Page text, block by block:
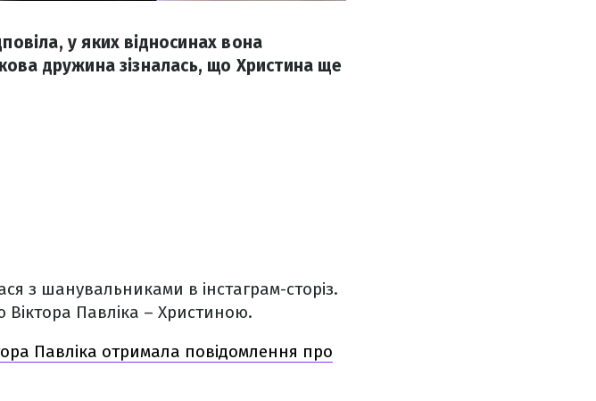
у яких відносинах вона
дружина зізналась, що Христина ще
з шанувальниками в інстаграм-сторіз.
Павліка – Христиною.
Павліка отримала повідомлення про